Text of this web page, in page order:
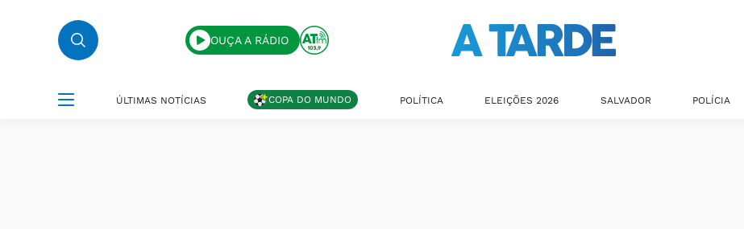
OUÇA A RÁDIO
ÚLTIMAS NOTÍCIAS COPA DO MUNDO POLÍTICA ELEIÇÕES 2026 SALVADOR POLÍCIA